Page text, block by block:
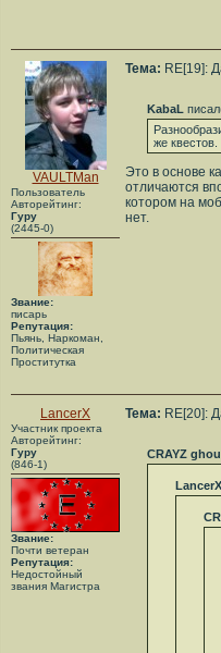
VAULTMan
Пользователь
Авторейтинг:
Гуру
(2445-0)
Звание:
писарь
Репутация:
Пьянь, Наркоман,
Политическая
Проститутка
Тема: RE[19]:
KabaL
же квестов.
Это в основе
отличаются
котором на
нет.
LancerX
Участник проекта
Авторейтинг:
Гуру
(846-1)
Звание:
Почти ветеран
Репутация:
Недостойный
звания Магистра
Тема: RE[20]:
CRAYZ
LancerX